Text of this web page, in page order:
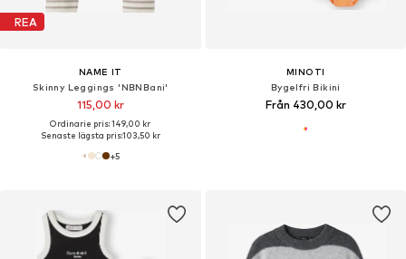
REA
NAME IT
Skinny Leggings 'NBNBani'
115,00 kr
Ordinarie pris: 149,00 kr
Senaste lägsta pris:103,50 kr
+5
MINOTI
Bygelfri Bikini
Från 430,00 kr